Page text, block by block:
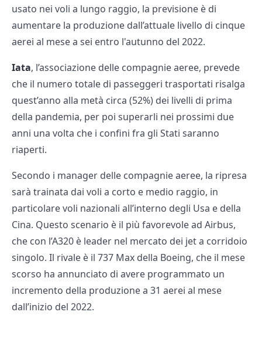
usato nei voli a lungo raggio, la previsione è di
aumentare la produzione dall’attuale livello di cinque
aerei al mese a sei entro l'autunno del 2022.
Iata, l’associazione delle compagnie aeree, prevede
che il numero totale di passeggeri trasportati risalga
quest’anno alla metà circa (52%) dei livelli di prima
della pandemia, per poi superarli nei prossimi due
anni una volta che i confini fra gli Stati saranno
riaperti.
Secondo i manager delle compagnie aeree, la ripresa
sarà trainata dai voli a corto e medio raggio, in
particolare voli nazionali all’interno degli Usa e della
Cina. Questo scenario è il più favorevole ad Airbus,
che con l’A320 è leader nel mercato dei jet a corridoio
singolo. Il rivale è il 737 Max della Boeing, che il mese
scorso ha annunciato di avere programmato un
incremento della produzione a 31 aerei al mese
dall’inizio del 2022.